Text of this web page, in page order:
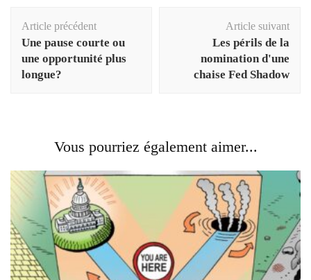
d'article
Article précédent
Une pause courte ou
une opportunité plus
longue?
Article suivant
Les périls de la
nomination d'une
chaise Fed Shadow
Vous pourriez également aimer...